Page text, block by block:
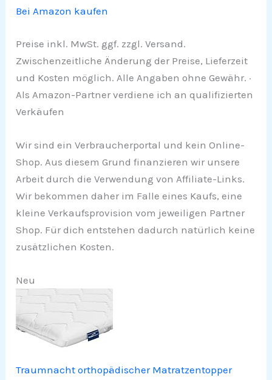
Bei Amazon kaufen
Preise inkl. MwSt. ggf. zzgl. Versand.
Zwischenzeitliche Änderung der Preise, Lieferzeit
und Kosten möglich. Alle Angaben ohne Gewähr. ·
Als Amazon-Partner verdiene ich an qualifizierten
Verkäufen
Wir sind ein Verbraucherportal und kein Online-
Shop. Aus diesem Grund finanzieren wir unsere
Arbeit durch die Verwendung von Affiliate-Links.
Wir bekommen daher im Falle eines Kaufs, eine
kleine Verkaufsprovision vom jeweiligen Partner
Shop. Für dich entstehen dadurch natürlich keine
zusätzlichen Kosten.
Neu
Traumnacht orthopädischer Matratzentopper